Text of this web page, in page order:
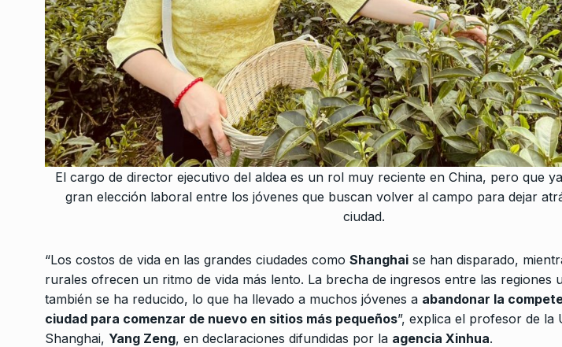
El cargo de director ejecutivo del aldea es un rol muy reciente en China, pero que
gran elección laboral entre los jóvenes que buscan volver al campo para dejar
ciudad.
“Los costos de vida en las grandes ciudades como Shanghai se han disparado,
rurales ofrecen un ritmo de vida más lento. La brecha de ingresos entre las regiones
también se ha reducido, lo que ha llevado a muchos jóvenes a abandonar la
ciudad para comenzar de nuevo en sitios más pequeños”, explica el profesor de la
Shanghai, Yang Zeng, en declaraciones difundidas por la agencia Xinhua.